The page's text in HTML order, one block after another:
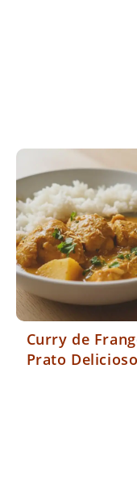
Curry de
Prato